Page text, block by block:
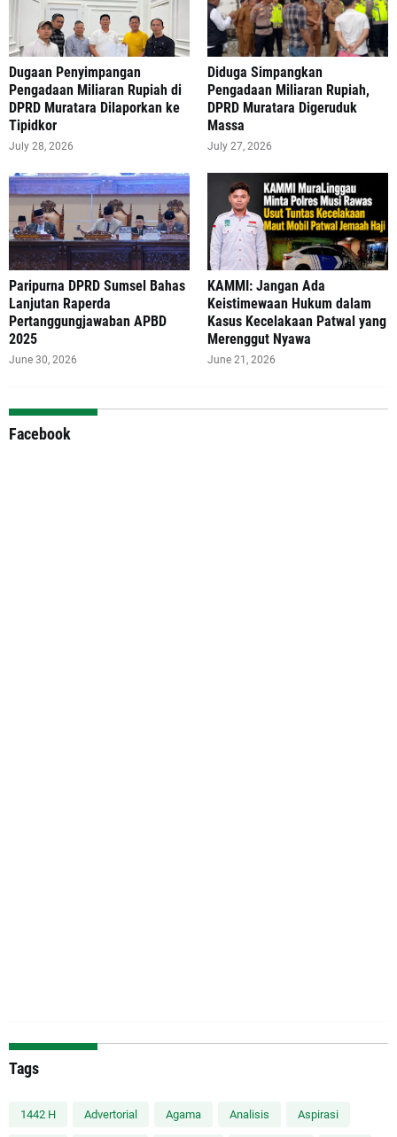
‎Dugaan Penyimpangan
Pengadaan Miliaran Rupiah di
DPRD Muratara Dilaporkan ke
Tipidkor
July 28, 2026
Diduga Simpangkan
Pengadaan Miliaran Rupiah,
DPRD Muratara Digeruduk
Massa
July 27, 2026
Paripurna DPRD Sumsel Bahas
Lanjutan Raperda
Pertanggungjawaban APBD
2025
June 30, 2026
‎KAMMI: Jangan Ada
Keistimewaan Hukum dalam
Kasus Kecelakaan Patwal yang
Merenggut Nyawa
June 21, 2026
Facebook
Tags
1442 H Advertorial Agama Analisis Aspirasi